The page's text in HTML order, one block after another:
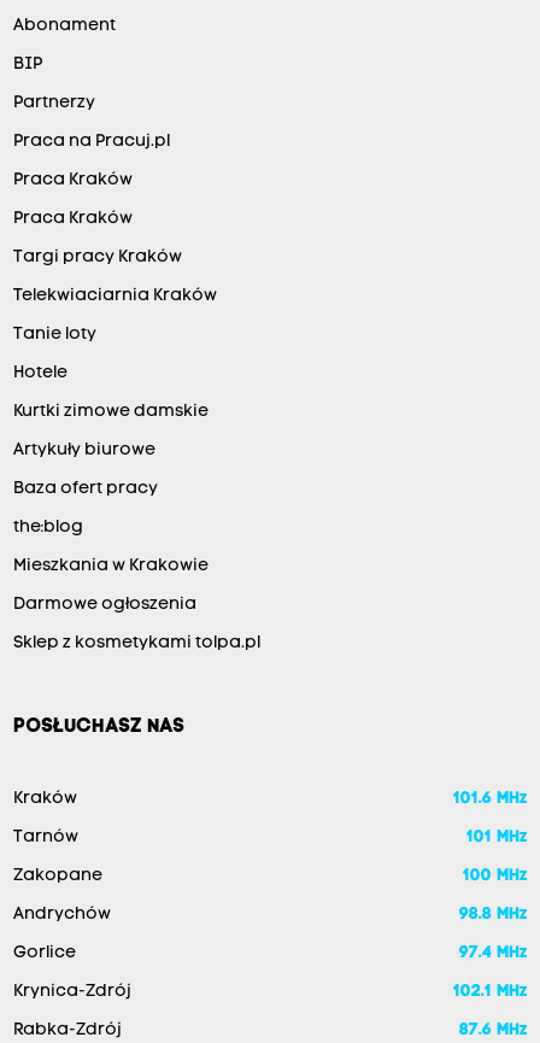
Abonament
BIP
Partnerzy
Praca na Pracuj.pl
Praca Kraków
Praca Kraków
Targi pracy Kraków
Telekwiaciarnia Kraków
Tanie loty
Hotele
Kurtki zimowe damskie
Artykuły biurowe
Baza ofert pracy
the:blog
Mieszkania w Krakowie
Darmowe ogłoszenia
Sklep z kosmetykami tolpa.pl
POSŁUCHASZ NAS
Kraków 101.6 MHz
Tarnów 101 MHz
Zakopane 100 MHz
Andrychów 98.8 MHz
Gorlice 97.4 MHz
Krynica-Zdrój 102.1 MHz
Rabka-Zdrój 87.6 MHz